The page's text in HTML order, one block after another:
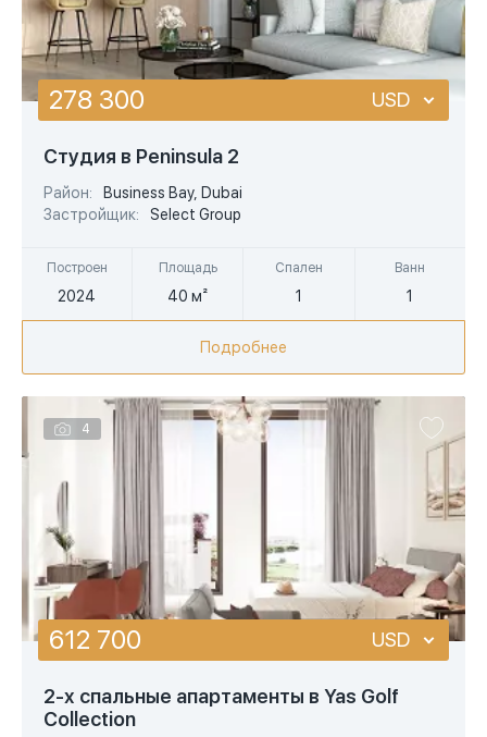
Студия в Peninsula 2
Район:
Business Bay, Dubai
Застройщик:
Select Group
Построен
2024
Площадь
40 м²
Спален
1
Ванн
1
278 300 USD
Подробнее
4
2-х спальные апартаменты в Yas Golf
Collection
612 700 USD
USD